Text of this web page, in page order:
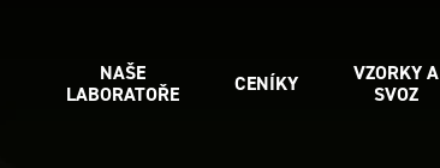
NAŠE
LABORATOŘE
CENÍKY
VZORKY A
SVOZ